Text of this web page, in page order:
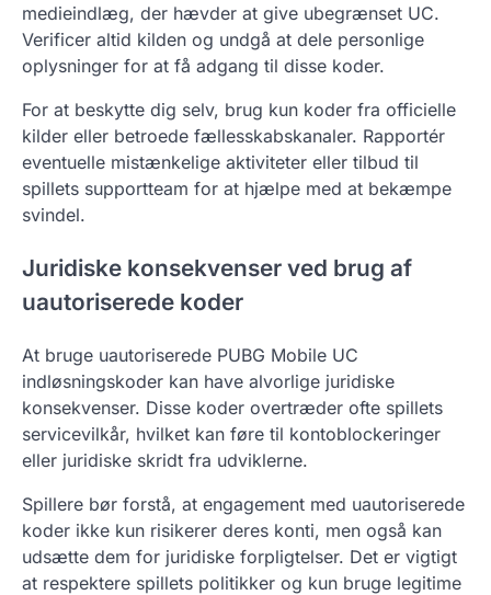
medieindlæg, der hævder at give ubegrænset UC.
Verificer altid kilden og undgå at dele personlige
oplysninger for at få adgang til disse koder.
For at beskytte dig selv, brug kun koder fra officielle
kilder eller betroede fællesskabskanaler. Rapportér
eventuelle mistænkelige aktiviteter eller tilbud til
spillets supportteam for at hjælpe med at bekæmpe
svindel.
Juridiske konsekvenser ved brug af
uautoriserede koder
At bruge uautoriserede PUBG Mobile UC
indløsningskoder kan have alvorlige juridiske
konsekvenser. Disse koder overtræder ofte spillets
servicevilkår, hvilket kan føre til kontoblockeringer
eller juridiske skridt fra udviklerne.
Spillere bør forstå, at engagement med uautoriserede
koder ikke kun risikerer deres konti, men også kan
udsætte dem for juridiske forpligtelser. Det er vigtigt
at respektere spillets politikker og kun bruge legitime